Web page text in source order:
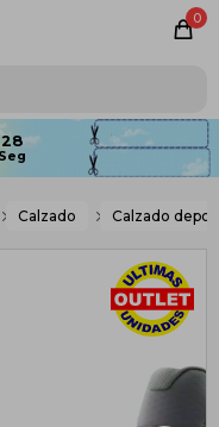
0
27
Calzado Calzado